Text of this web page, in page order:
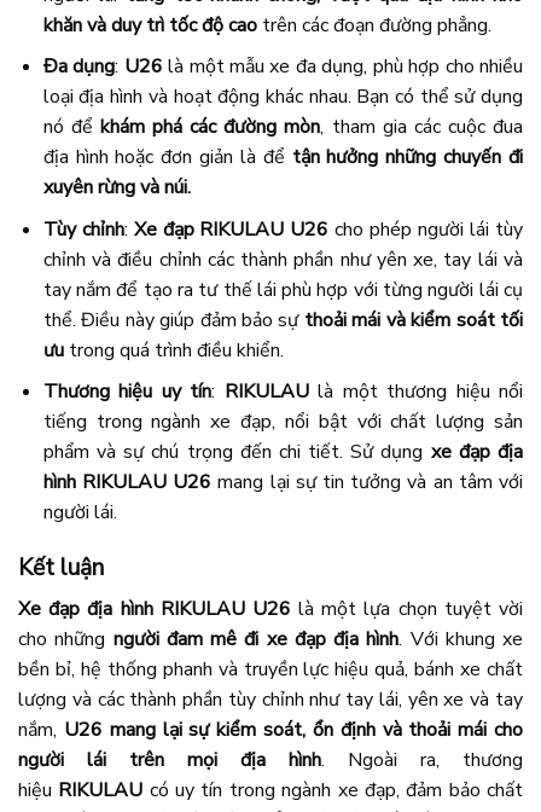
khăn và duy trì tốc độ caotrên các đoạn đường phẳng.
Đa dụng: U26 là một mẫu xe đa dụng, phù hợp cho nhiều
loại địa hình và hoạt động khác nhau. Bạn có thể sử dụng
nó đểkhám phá các đường mòn, tham gia các cuộc đua
địa hình hoặc đơn giản là để tận hưởng những chuyến đi
xuyên rừng và núi.
Tùy chỉnh: Xe đạp RIKULAU U26 cho phép người lái tùy
chỉnh và điều chỉnh các thành phần như yên xe, tay lái và
tay nắm để tạo ra tư thế lái phù hợp với từng người lái cụ
thể. Điều này giúp đảm bảo sự thoải mái và kiểm soát tối
ưutrong quá trình điều khiển.
Thương hiệu uy tín: RIKULAUlà một thương hiệu nổi
tiếng trong ngành xe đạp, nổi bật với chất lượng sản
phẩm và sự chú trọng đến chi tiết. Sử dụng xe đạp địa
hình RIKULAU U26 mang lại sự tin tưởng và an tâm với
người lái.
Kết luận
Xe đạp địa hình RIKULAU U26 là một lựa chọn tuyệt vời
cho những người đam mê đi xe đạp địa hình. Với khung xe
bền bỉ, hệ thống phanh và truyền lực hiệu quả, bánh xe chất
lượng và các thành phần tùy chỉnh như tay lái, yên xe và tay
nắm, U26 mang lại sự kiểm soát, ổn định và thoải mái cho
người lái trên mọi địa hình. Ngoài ra, thương
hiệu RIKULAU có uy tín trong ngành xe đạp, đảm bảo chất